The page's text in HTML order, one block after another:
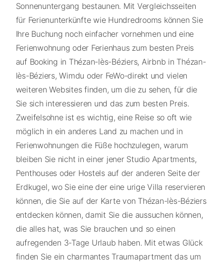
Sonnenuntergang bestaunen. Mit Vergleichsseiten
für Ferienunterkünfte wie Hundredrooms können Sie
Ihre Buchung noch einfacher vornehmen und eine
Ferienwohnung oder Ferienhaus zum besten Preis
auf Booking in Thézan-lès-Béziers, Airbnb in Thézan-
lès-Béziers, Wimdu oder FeWo-direkt und vielen
weiteren Websites finden, um die zu sehen, für die
Sie sich interessieren und das zum besten Preis.
Zweifelsohne ist es wichtig, eine Reise so oft wie
möglich in ein anderes Land zu machen und in
Ferienwohnungen die Füße hochzulegen, warum
bleiben Sie nicht in einer jener Studio Apartments,
Penthouses oder Hostels auf der anderen Seite der
Erdkugel, wo Sie eine der eine urige Villa reservieren
können, die Sie auf der Karte von Thézan-lès-Béziers
entdecken können, damit Sie die aussuchen können,
die alles hat, was Sie brauchen und so einen
aufregenden 3-Tage Urlaub haben. Mit etwas Glück
finden Sie ein charmantes Traumapartment das um